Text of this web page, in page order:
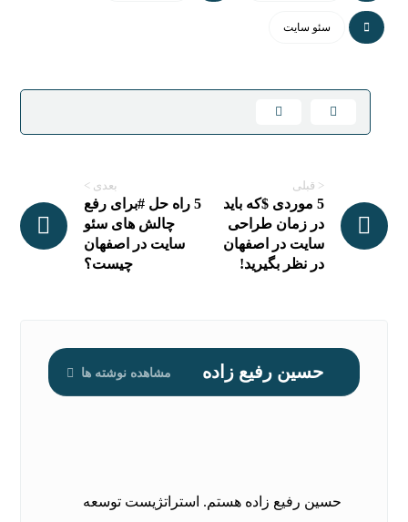
سئو سایت
< قبلی
5 موردی $که باید
در زمان طراحی
سایت در اصفهان
در نظر بگیرید!
بعدی >
5 راه حل #برای رفع
چالش های سئو
سایت در اصفهان
چیست؟
حسین رفیع زاده مشاهده نوشته ها
حسین رفیع زاده هستم. استراتژیست توسعه